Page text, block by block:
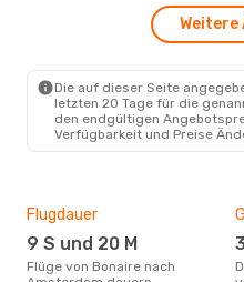
Weitere
Die auf dieser Seite
letzten 20 Tage für die
den endgültigen
Verfügbarkeit und Preise
Flugdauer
9 S und 20 M
Flüge von Bonaire nach
Der günstigste einfache Flug